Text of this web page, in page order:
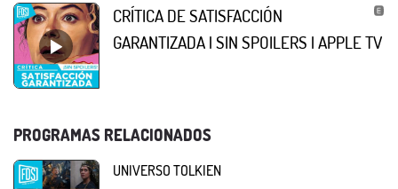
CRÍTICA DE SATISFACCIÓN
GARANTIZADA | SIN SPOILERS | APPLE TV
PROGRAMAS RELACIONADOS
UNIVERSO TOLKIEN